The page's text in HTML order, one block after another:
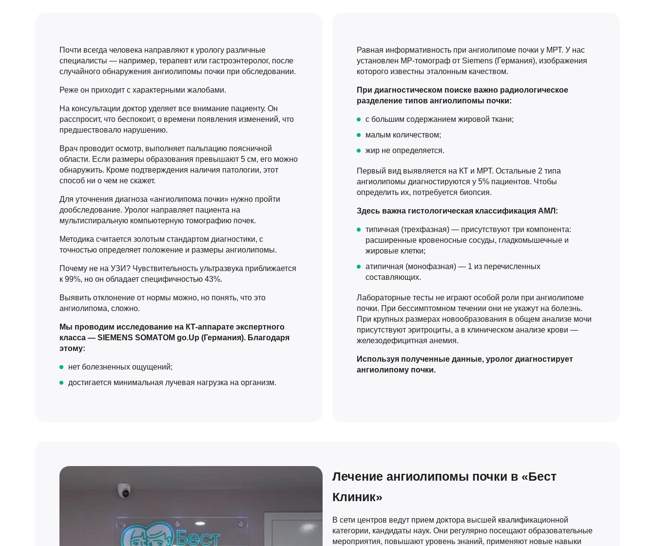
Почти всегда человека направляют к урологу различные
специалисты — например, терапевт или гастроэнтеролог, после
случайного обнаружения ангиолипомы почки при обследовании.
Реже он приходит с характерными жалобами.
На консультации доктор уделяет все внимание пациенту. Он
расспросит, что беспокоит, о времени появления изменений, что
предшествовало нарушению.
Врач проводит осмотр, выполняет пальпацию поясничной
области. Если размеры образования превышают 5 см, его можно
обнаружить. Кроме подтверждения наличия патологии, этот
способ ни о чем не скажет.
Для уточнения диагноза «ангиолипома почки» нужно пройти
дообследование. Уролог направляет пациента на
мультиспиральную компьютерную томографию почек.
Методика считается золотым стандартом диагностики, с
точностью определяет положение и размеры ангиолипомы.
Почему не на УЗИ? Чувствительность ультразвука приближается
к 99%, но он обладает специфичностью 43%.
Выявить отклонение от нормы можно, но понять, что это
ангиолипома, сложно.
Мы проводим исследование на КТ-аппарате экспертного
класса — SIEMENS SOMATOM go.Up (Германия). Благодаря
этому:
нет болезненных ощущений;
достигается минимальная лучевая нагрузка на организм.
Равная информативность при ангиолипоме почки у МРТ. У нас
установлен МР-томограф от Siemens (Германия), изображения
которого известны эталонным качеством.
При диагностическом поиске важно радиологическое
разделение типов ангиолипомы почки:
с большим содержанием жировой ткани;
малым количеством;
жир не определяется.
Первый вид выявляется на КТ и МРТ. Остальные 2 типа
ангиолипомы диагностируются у 5% пациентов. Чтобы
определить их, потребуется биопсия.
Здесь важна гистологическая классификация АМЛ:
типичная (трехфазная) — присутствуют три компонента:
расширенные кровеносные сосуды, гладкомышечные и
жировые клетки;
атипичная (монофазная) — 1 из перечисленных
составляющих.
Лабораторные тесты не играют особой роли при ангиолипоме
почки. При бессимптомном течении они не укажут на болезнь.
При крупных размерах новообразования в общем анализе мочи
присутствуют эритроциты, а в клиническом анализе крови —
железодефицитная анемия.
Используя полученные данные, уролог диагностирует
ангиолипому почки.
Лечение ангиолипомы почки в «Бест
Клиник»
В сети центров ведут прием доктора высшей квалификационной
категории, кандидаты наук. Они регулярно посещают образовательные
мероприятия, повышают уровень знаний, применяют новые навыки